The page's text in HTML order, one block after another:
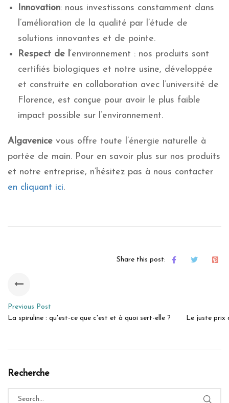
Innovation: nous investissons constamment dans
l’amélioration de la qualité par l’étude de
solutions innovantes et de pointe.
Respect de l‘environnement : nos produits sont
certifiés biologiques et notre usine, développée
et construite en collaboration avec l’université de
Florence, est conçue pour avoir le plus faible
impact possible sur l’environnement.
Algavenice vous offre toute l’énergie naturelle à
portée de main. Pour en savoir plus sur nos produits
et notre entreprise, n’hésitez pas à nous contacter
en cliquant ici.
Share this post:
Previous Post
La spiruline : qu'est-ce que c'est et à quoi sert-elle ?
Le juste prix
Recherche